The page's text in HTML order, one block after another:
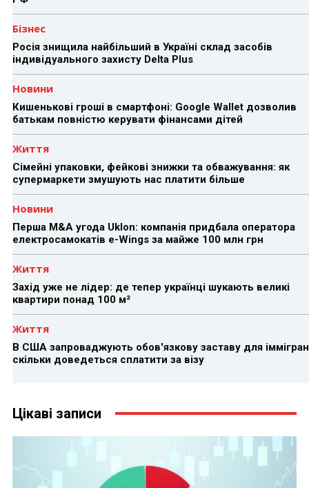
Бізнес
Росія знищила найбільший в Україні склад засобів
індивідуального захисту Delta Plus
Новини
Кишенькові гроші в смартфоні: Google Wallet дозволив
батькам повністю керувати фінансами дітей
Життя
Сімейні упаковки, фейкові знижки та обважування: як
супермаркети змушують нас платити більше
Новини
Перша M&A угода Uklon: компанія придбала оператора
електросамокатів e-Wings за майже 100 млн грн
Життя
Захід уже не лідер: де тепер українці шукають великі
квартири понад 100 м²
Життя
В США запроваджують обов'язкову заставу для
скільки доведеться сплатити за візу
Цікаві записи